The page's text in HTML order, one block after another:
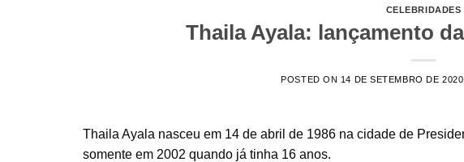
CELEBRIDADES
Thaila Ayala: lançamento
POSTED ON 14 DE SETEMBRO DE 2020
Thaila Ayala nasceu em 14 de abril de 1986 na cidade de
somente em 2002 quando já tinha 16 anos.